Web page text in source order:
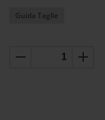
Guida Taglie